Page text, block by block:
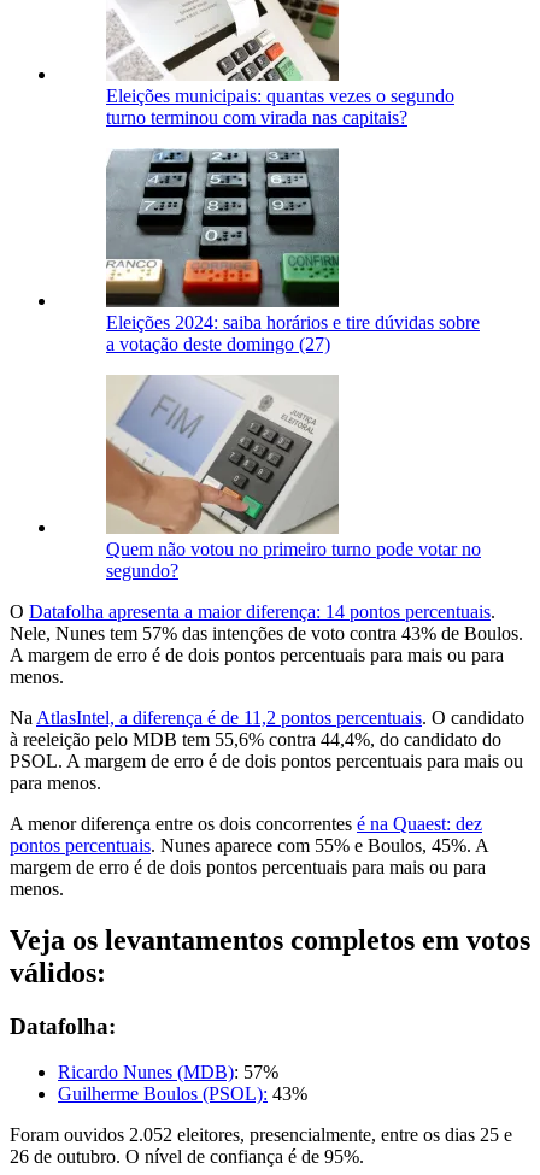
Eleições municipais: quantas vezes o segundo
turno terminou com virada nas capitais?
Eleições 2024: saiba horários e tire dúvidas sobre
a votação deste domingo (27)
Quem não votou no primeiro turno pode votar no
segundo?
O Datafolha apresenta a maior diferença: 14 pontos percentuais.
Nele, Nunes tem 57% das intenções de voto contra 43% de Boulos.
A margem de erro é de dois pontos percentuais para mais ou para
menos.
Na AtlasIntel, a diferença é de 11,2 pontos percentuais. O candidato
à reeleição pelo MDB tem 55,6% contra 44,4%, do candidato do
PSOL. A margem de erro é de dois pontos percentuais para mais ou
para menos.
A menor diferença entre os dois concorrentes é na Quaest: dez
pontos percentuais. Nunes aparece com 55% e Boulos, 45%. A
margem de erro é de dois pontos percentuais para mais ou para
menos.
Veja os levantamentos completos em votos
válidos:
Datafolha:
Ricardo Nunes (MDB): 57%
Guilherme Boulos (PSOL): 43%
Foram ouvidos 2.052 eleitores, presencialmente, entre os dias 25 e
26 de outubro. O nível de confiança é de 95%.